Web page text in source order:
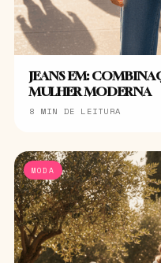
JEANS EM:
MULHER MODERNA
8 MIN DE LEITURA
MODA